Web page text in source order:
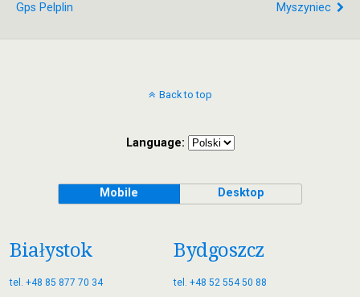
Gps Pelplin Myszyniec
Back to top
Language:
Mobile Desktop
Białystok
tel. +48 85 877 70 34
Bydgoszcz
tel. +48 52 554 50 88